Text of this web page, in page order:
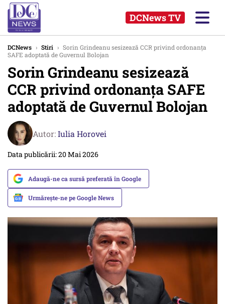
DCNews TV
DCNews › Stiri › Sorin Grindeanu sesizează CCR privind ordonanța
SAFE adoptată de Guvernul Bolojan
Sorin Grindeanu sesizează
CCR privind ordonanța SAFE
adoptată de Guvernul Bolojan
Autor:Iulia Horovei
Data publicării: 20 Mai 2026
Adaugă-ne ca sursă preferată în Google
Urmărește-ne pe Google News